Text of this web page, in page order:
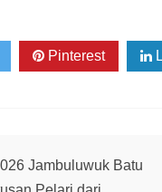
Pinterest
Jambuluwuk Batu